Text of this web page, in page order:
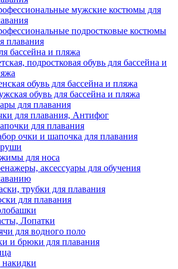
мужские костюмы для
подростковые костюмы
плавания
бассейна и пляжа
подростковая обувь для бассейна и
обувь для бассейна и пляжа
обувь для бассейна и пляжа
для плавания
для плавания, Антифог
для плавания
очки и шапочка для плавания
для носа
аксессуары для обучения
трубки для плавания
для плавания
Лопатки
для водного поло
и брюки для плавания